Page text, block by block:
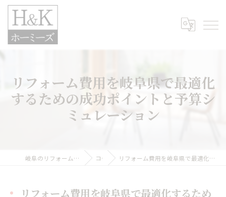
リフォーム費用を岐阜県で最適化
するための成功ポイントと予算シ
ミュレーション
岐阜のリフォームなら株式会社H&Kホーミーズ コラム リフォーム費用を岐阜県で最適化するための成功ポイントと予算シミュレーション
リフォーム費用を岐阜県で最適化するため